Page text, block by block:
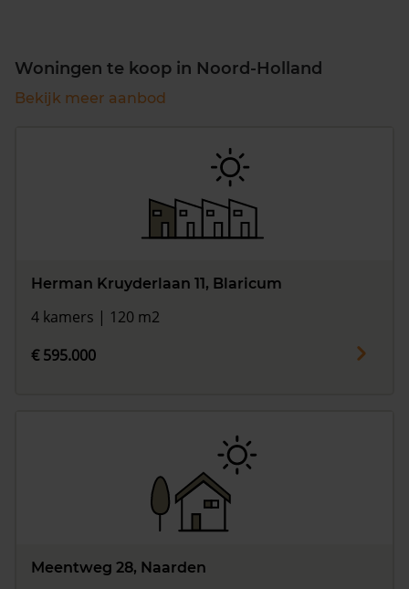
Woningen te koop in Noord-Holland
Bekijk meer aanbod
Herman Kruyderlaan 11, Blaricum
4 kamers | 120 m2
€ 595.000
Meentweg 28, Naarden